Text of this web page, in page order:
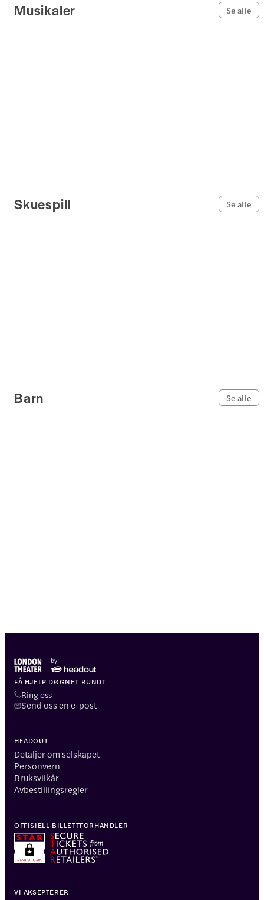
Musikaler Se alle
Skuespill Se alle
Barn Se alle
FÅ HJELP DØGNET RUNDT
Ring oss
Send oss en e-post
HEADOUT
Detaljer om selskapet
Personvern
Bruksvilkår
Avbestillingsregler
VI AKSEPTERER
OFFISIELL BILLETTFORHANDLER